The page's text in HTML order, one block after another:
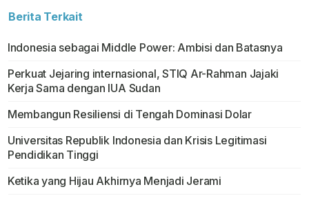
Berita Terkait
Indonesia sebagai Middle Power: Ambisi dan Batasnya
Perkuat Jejaring internasional, STIQ Ar-Rahman Jajaki
Kerja Sama dengan IUA Sudan
Membangun Resiliensi di Tengah Dominasi Dolar
Universitas Republik Indonesia dan Krisis Legitimasi
Pendidikan Tinggi
Ketika yang Hijau Akhirnya Menjadi Jerami